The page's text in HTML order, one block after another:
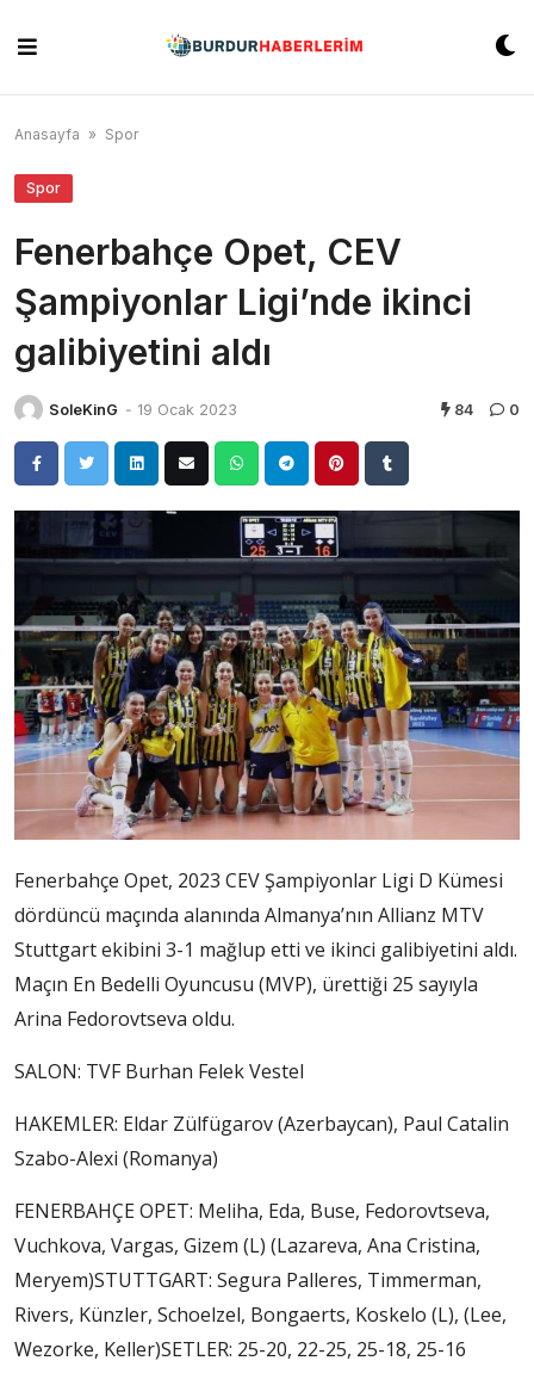
content
Anasayfa » Spor
Spor
Fenerbahçe Opet, CEV
Şampiyonlar Ligi’nde ikinci
galibiyetini aldı
SoleKinG - 19 Ocak 2023 84 0
Fenerbahçe Opet, 2023 CEV Şampiyonlar Ligi D Kümesi
dördüncü maçında alanında Almanya’nın Allianz MTV
Stuttgart ekibini 3-1 mağlup etti ve ikinci galibiyetini aldı.
Maçın En Bedelli Oyuncusu (MVP), ürettiği 25 sayıyla
Arina Fedorovtseva oldu.
SALON: TVF Burhan Felek Vestel
HAKEMLER: Eldar Zülfügarov (Azerbaycan), Paul Catalin
Szabo-Alexi (Romanya)
FENERBAHÇE OPET: Meliha, Eda, Buse, Fedorovtseva,
Vuchkova, Vargas, Gizem (L) (Lazareva, Ana Cristina,
Meryem)STUTTGART: Segura Palleres, Timmerman,
Rivers, Künzler, Schoelzel, Bongaerts, Koskelo (L), (Lee,
Wezorke, Keller)SETLER: 25-20, 22-25, 25-18, 25-16